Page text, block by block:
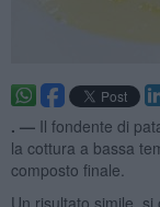
. — Il fondente di
la cottura a bassa
composto finale.
Un risultato simile,